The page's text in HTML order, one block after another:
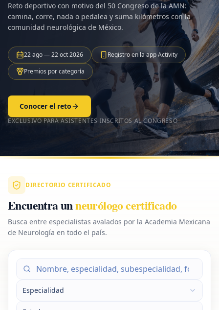
Reto deportivo con motivo del 50 Congreso de la AMN:
camina, corre, nada o pedalea y suma kilómetros con la
comunidad neurológica de México.
22 ago — 22 oct 2026
Registro en la app Activity
Premios por categoría
Conocer el reto
EXCLUSIVO PARA ASISTENTES INSCRITOS AL CONGRESO
DIRECTORIO CERTIFICADO
Encuentra unneurólogo certificado
Busca entre especialistas avalados por la Academia Mexicana
de Neurología en todo el país.
Especialidad